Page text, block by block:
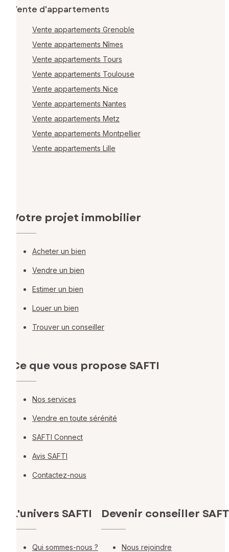
Vente d'appartements
Vente appartements Grenoble
Vente appartements Nîmes
Vente appartements Tours
Vente appartements Toulouse
Vente appartements Nice
Vente appartements Nantes
Vente appartements Metz
Vente appartements Montpellier
Vente appartements Lille
Votre projet immobilier
Acheter un bien
Vendre un bien
Estimer un bien
Louer un bien
Trouver un conseiller
Ce que vous propose SAFTI
Nos services
Vendre en toute sérénité
SAFTI Connect
Avis SAFTI
Contactez-nous
L'univers SAFTI
Qui sommes-nous ?
Devenir conseiller
Nous rejoindre